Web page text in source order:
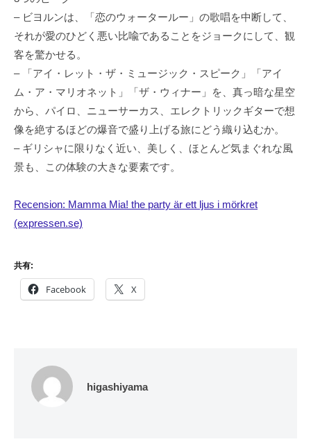
– ビヨルンは、「恋のウォータールー」の歌唱を中断して、
それが愛のひどく悪い比喩であることをジョークにして、観
客を驚かせる。
– 「アイ・レット・ザ・ミュージック・スピーク」「アイ
ム・ア・マリオネット」「ザ・ウィナー」を、真っ暗な星空
から、パイロ、ニューサーカス、エレクトリックギターで想
像を絶するほどの爆音で盛り上げる旅にどう織り込むか。
– ギリシャに限りなく近い、美しく、ほとんど気まぐれな風
景も、この体験の大きな要素です。
Recension: Mamma Mia! the party är ett ljus i mörkret
(expressen.se)
共有:
Facebook X
higashiyama